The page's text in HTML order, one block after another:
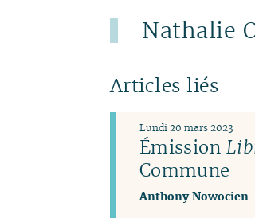
Nathalie
Articles liés
Émission
Commune
Lundi 20 mars 2023
Anthony Nowocien